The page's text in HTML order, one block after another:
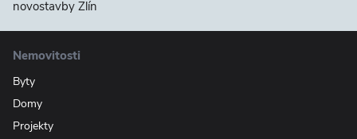
novostavby Zlín
Nemovitosti
Byty
Domy
Projekty